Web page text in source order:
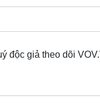
độc giả theo dõi